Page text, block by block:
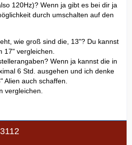
120Hz)? Wenn ja gibt es bei dir ja
durch umschalten auf den
wie groß sind die, 13"? Du kannst
17" vergleichen.
Wenn ja kannst die in
6 Std. ausgehen und ich denke
Alien auch schaffen.
vergleichen.